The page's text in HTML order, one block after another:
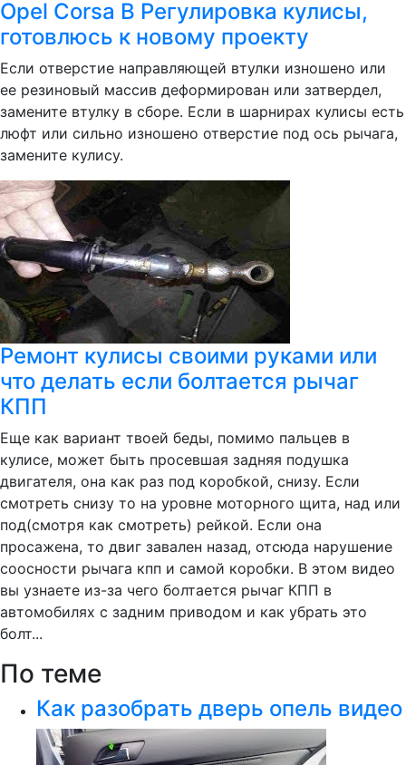
Opel Corsa B Регулировка кулисы,
готовлюсь к новому проекту
Если отверстие направляющей втулки изношено или
ее резиновый массив деформирован или затвердел,
замените втулку в сборе. Если в шарнирах кулисы есть
люфт или сильно изношено отверстие под ось рычага,
замените кулису.
Ремонт кулисы своими руками или
что делать если болтается рычаг
КПП
Еще как вариант твоей беды, помимо пальцев в
кулисе, может быть просевшая задняя подушка
двигателя, она как раз под коробкой, снизу. Если
смотреть снизу то на уровне моторного щита, над или
под(смотря как смотреть) рейкой. Если она
просажена, то двиг завален назад, отсюда нарушение
соосности рычага кпп и самой коробки. В этом видео
вы узнаете из-за чего болтается рычаг КПП в
автомобилях с задним приводом и как убрать это
болт...
По теме
Как разобрать дверь опель видео